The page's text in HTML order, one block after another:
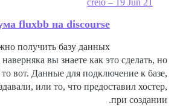
creio – 19 Jun 21
fluxbb на discourse
получить базу данных
вы знаете как это сделать, но
то вот. Данные для подключение к базе,
или то, что предоставил хостер,
при создании.